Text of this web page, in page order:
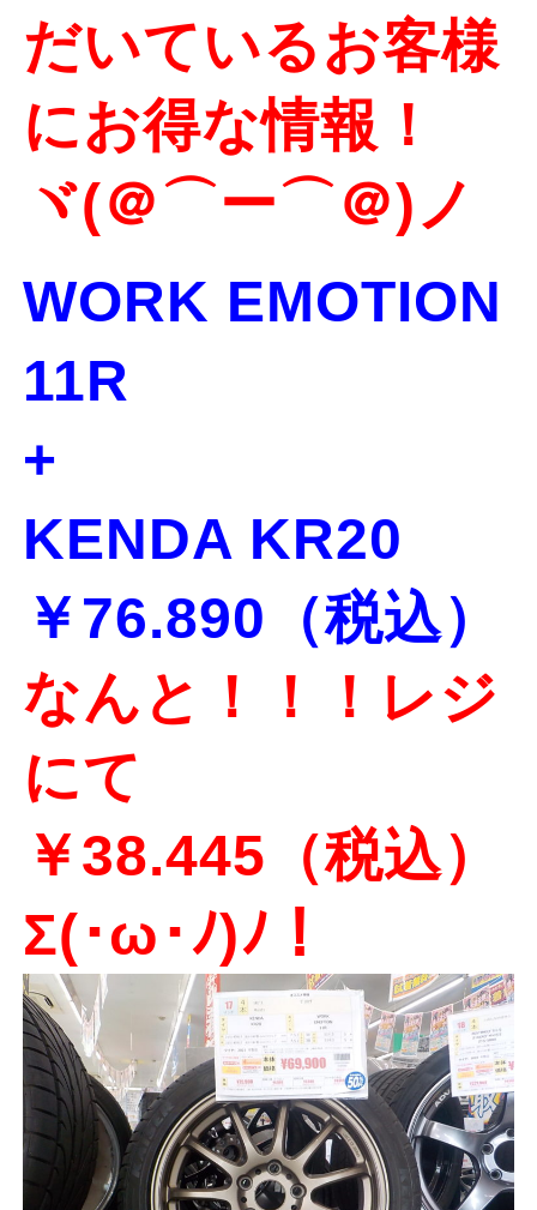
だいているお客様
にお得な情報！
ヾ(＠⌒ー⌒＠)ノ
WORK EMOTION
11R
+
KENDA KR20
￥76.890（税込）
なんと！！！レジ
にて
￥38.445（税込）
Σ(･ω･ﾉ)ﾉ！